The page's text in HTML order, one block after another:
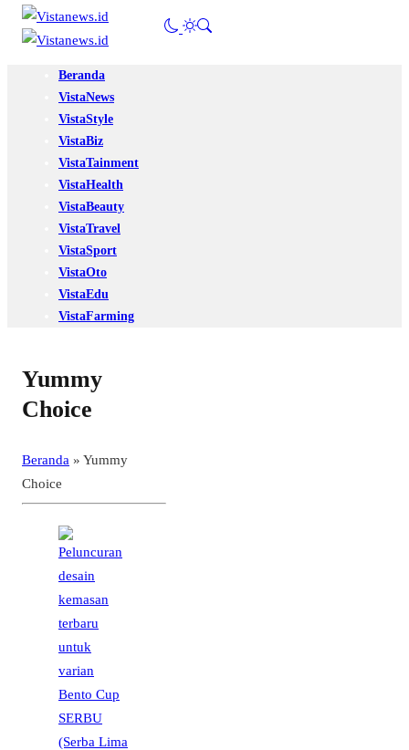
Beranda
VistaNews
VistaStyle
VistaBiz
VistaTainment
VistaHealth
VistaBeauty
VistaTravel
VistaSport
VistaOto
VistaEdu
VistaFarming
Yummy
Choice
Beranda » Yummy
Choice